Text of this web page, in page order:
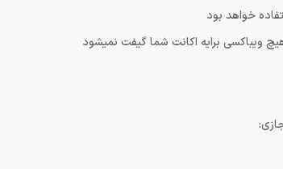
ویباکسی برایه اکانت شما گیفت نمیشود